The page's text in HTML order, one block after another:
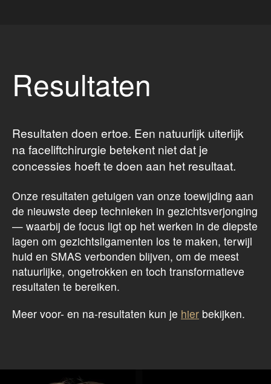
Resultaten
Resultaten doen ertoe. Een natuurlijk uiterlijk
na faceliftchirurgie betekent niet dat je
concessies hoeft te doen aan het resultaat.
Onze resultaten getuigen van onze toewijding aan
de nieuwste deep technieken in gezichtsverjonging
— waarbij de focus ligt op het werken in de diepste
lagen om gezichtsligamenten los te maken, terwijl
huid en SMAS verbonden blijven, om de meest
natuurlijke, ongetrokken en toch transformatieve
resultaten te bereiken.
Meer voor- en na-resultaten kun je hier bekijken.